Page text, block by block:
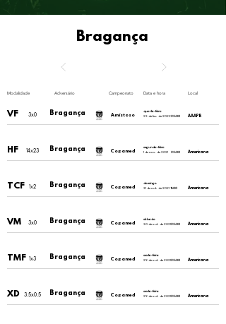
Bragança
Modalidade Adversário Campeonato Data e hora Local
3x0
VF Bragança Amistoso
quarta-feira
23 de fev. de 202223:00 AAAPB
14x23
HF Bragança Copamed
segunda-feira
1 de nov. de 2021
23:00 Americana
1x2
TCF Bragança Copamed
domingo
31 de out. de 2021 11:00 Americana
3x0
VM Bragança Copamed
sábado
30 de out. de 202123:00 Americana
1x3
TMF Bragança Copamed
sexta-feira
29 de out. de 202123:00 Americana
3.5x0.5
XD Bragança Copamed
sexta-feira
29 de out. de 202123:00 Americana